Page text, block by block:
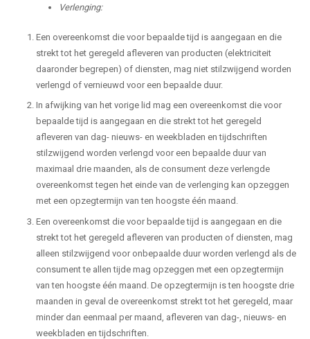
Verlenging:
Een overeenkomst die voor bepaalde tijd is aangegaan en die
strekt tot het geregeld afleveren van producten (elektriciteit
daaronder begrepen) of diensten, mag niet stilzwijgend worden
verlengd of vernieuwd voor een bepaalde duur.
In afwijking van het vorige lid mag een overeenkomst die voor
bepaalde tijd is aangegaan en die strekt tot het geregeld
afleveren van dag- nieuws- en weekbladen en tijdschriften
stilzwijgend worden verlengd voor een bepaalde duur van
maximaal drie maanden, als de consument deze verlengde
overeenkomst tegen het einde van de verlenging kan opzeggen
met een opzegtermijn van ten hoogste één maand.
Een overeenkomst die voor bepaalde tijd is aangegaan en die
strekt tot het geregeld afleveren van producten of diensten, mag
alleen stilzwijgend voor onbepaalde duur worden verlengd als de
consument te allen tijde mag opzeggen met een opzegtermijn
van ten hoogste één maand. De opzegtermijn is ten hoogste drie
maanden in geval de overeenkomst strekt tot het geregeld, maar
minder dan eenmaal per maand, afleveren van dag-, nieuws- en
weekbladen en tijdschriften.